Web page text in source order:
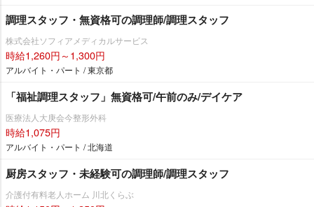
調理スタッフ・無資格可の調理師/調理スタッフ
株式会社ソフィアメディカルサービス
時給1,260円～1,300円
アルバイト・パート / 東京都
「福祉調理スタッフ」無資格可/午前のみ/デイケア
医療法人大庚会今整形外科
時給1,075円
アルバイト・パート / 北海道
厨房スタッフ・未経験可の調理師/調理スタッフ
介護付有料老人ホーム 川北くらぶ